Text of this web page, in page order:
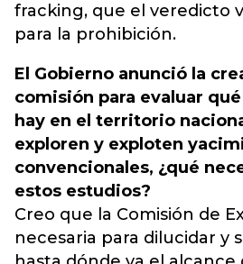
fracking, que el veredicto
para la prohibición.
El Gobierno anunció la
comisión para evaluar
hay en el territorio
exploren y exploten
convencionales, ¿qué
estos estudios?
Creo que la Comisión de
necesaria para dilucidar y